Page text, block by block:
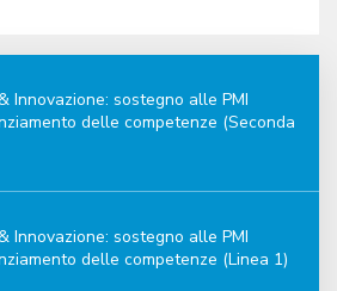
Innovazione: sostegno alle PMI
delle competenze (Seconda
Innovazione: sostegno alle PMI
delle competenze (Linea 1)